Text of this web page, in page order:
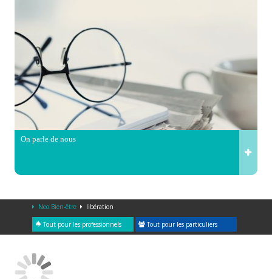
On parle de nous
Neo Bien-être libération
Tout pour les professionnels Tout pour les particuliers